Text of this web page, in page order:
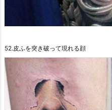
52.皮ふを突き破って現れる顔